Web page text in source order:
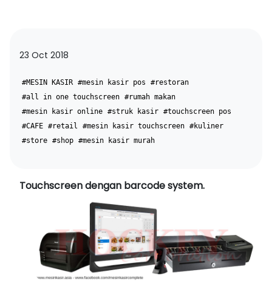
23 Oct 2018
#MESIN KASIR #mesin kasir pos
#restoran
#all in one touchscreen #rumah makan
#mesin kasir online #struk kasir #touchscreen pos
#CAFE #retail #mesin kasir touchscreen #kuliner
#store #shop #mesin kasir murah
Touchscreen dengan barcode system.